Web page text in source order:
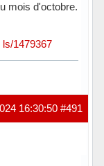
mois d'octobre.
1479367
#491
16:30:50